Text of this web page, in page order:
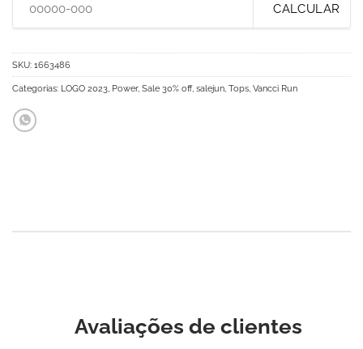
CALCULAR
SKU: 1663486
Categorias: LOGO 2023, Power, Sale 30% off, salejun, Tops, Vancci Run
Avaliações de clientes